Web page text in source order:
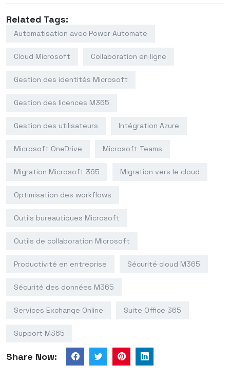
Related Tags:
Automatisation avec Power Automate
Cloud Microsoft Collaboration en ligne
Gestion des identités Microsoft
Gestion des licences M365
Gestion des utilisateurs Intégration Azure
Microsoft OneDrive Microsoft Teams
Migration Microsoft 365 Migration vers le cloud
Optimisation des workflows
Outils bureautiques Microsoft
Outils de collaboration Microsoft
Productivité en entreprise Sécurité cloud M365
Sécurité des données M365
Services Exchange Online Suite Office 365
Support M365
Share Now: